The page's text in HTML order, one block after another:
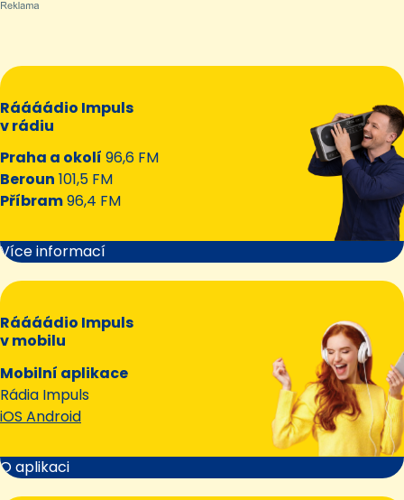
Ráááádio Impuls
v rádiu
Praha a okolí 96,6 FM
Beroun 101,5 FM
Příbram96,4 FM
Více informací
Ráááádio Impuls
v mobilu
Mobilní aplikace
Rádia Impuls
iOS Android
O aplikaci